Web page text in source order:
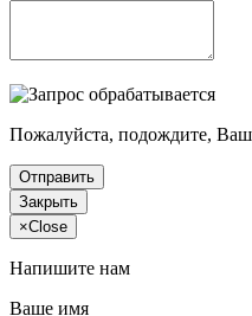
Пожалуйста, подождите, Ваш
Отправить
Закрыть
×Close
Напишите нам
Ваше имя